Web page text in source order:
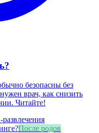
безопасны без
врач, как снизить
Читайте!
развлечения
После родов